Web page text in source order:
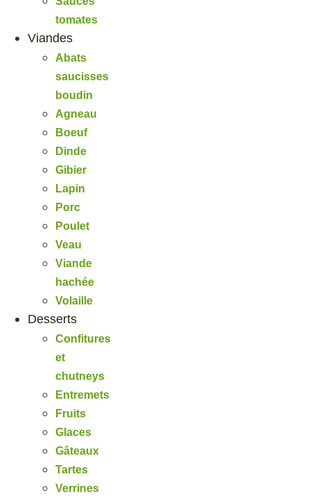
tomates
Viandes
Abats
saucisses
boudin
Agneau
Boeuf
Dinde
Gibier
Lapin
Porc
Poulet
Veau
Viande
hachée
Volaille
Desserts
Confitures
et
chutneys
Entremets
Fruits
Glaces
Gâteaux
Tartes
Verrines